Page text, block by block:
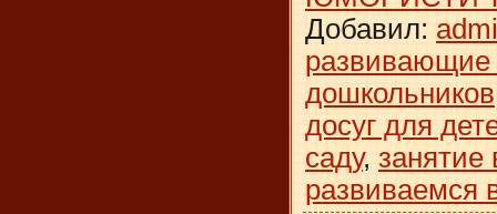
Добавил:
развивающие
дошкольников
досуг для
саду, занятие
развиваемся